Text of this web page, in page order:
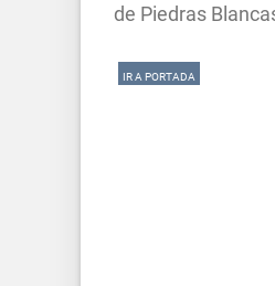
de Piedras
IR A PORTADA